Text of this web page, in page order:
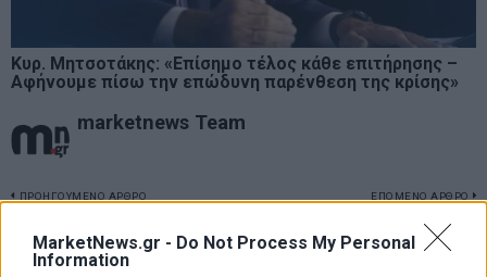
MarketNews.gr - Do Not Process My Personal
Information
Κυρ. Μητσοτάκης: «Επίσημο τέλος κάθε επιτήρησης –
Αφήνουμε πίσω την επώδυνη παρένθεση της κρίσης»
marketnews Team
Πλοήγηση
άρθρων
ΠΡΟΗΓΟΥΜΕΝΟ ΑΡΘΡΟ
post:
του δολαρίου
ΕΠΟΜΕΝΟ ΑΡΘΡΟ
Στον Κορυδαλλό η πρώην
σύζυγος και οι κόρες του